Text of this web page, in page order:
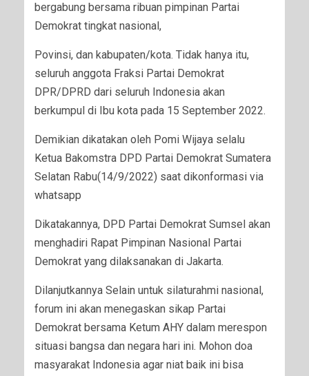
bergabung bersama ribuan pimpinan Partai
Demokrat tingkat nasional,
Povinsi, dan kabupaten/kota. Tidak hanya itu,
seluruh anggota Fraksi Partai Demokrat
DPR/DPRD dari seluruh Indonesia akan
berkumpul di Ibu kota pada 15 September 2022.
Demikian dikatakan oleh Pomi Wijaya selalu
Ketua Bakomstra DPD Partai Demokrat Sumatera
Selatan Rabu(14/9/2022) saat dikonformasi via
whatsapp
Dikatakannya, DPD Partai Demokrat Sumsel akan
menghadiri Rapat Pimpinan Nasional Partai
Demokrat yang dilaksanakan di Jakarta.
Dilanjutkannya Selain untuk silaturahmi nasional,
forum ini akan menegaskan sikap Partai
Demokrat bersama Ketum AHY dalam merespon
situasi bangsa dan negara hari ini. Mohon doa
masyarakat Indonesia agar niat baik ini bisa